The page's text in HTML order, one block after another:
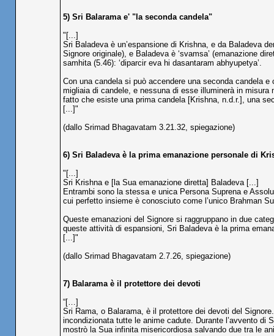
5) Sri Balarama e' "la seconda candela"
"[...]
Sri Baladeva è un’espansione di Krishna, e da Baladeva
Signore originale), e Baladeva è ‘svamsa’ (emanazione
samhita (5.46): ‘diparcir eva hi dasantaram abhyupetya’.
Con una candela si può accendere una seconda candela
migliaia di candele, e nessuna di esse illuminerà in misura
fatto che esiste una prima candela [Krishna, n.d.r.], una
[...]"
(dallo Srimad Bhagavatam 3.21.32, spiegazione)
6) Sri Baladeva è la prima emanazione personale di
"[...]
Sri Krishna e [la Sua emanazione diretta] Baladeva [...]
Entrambi sono la stessa e unica Persona Suprena e
cui perfetto insieme è conosciuto come l’unico Brahman
Queste emanazioni del Signore si raggruppano in due
queste attività di espansioni, Sri Baladeva è la prima
[...]"
(dallo Srimad Bhagavatam 2.7.26, spiegazione)
7) Balarama è il protettore dei devoti
“[…]
Sri Rama, o Balarama, è il protettore dei devoti del
incondizionata tutte le anime cadute. Durante l’avvento di
mostrò la Sua infinita misericordiosa salvando due tra le